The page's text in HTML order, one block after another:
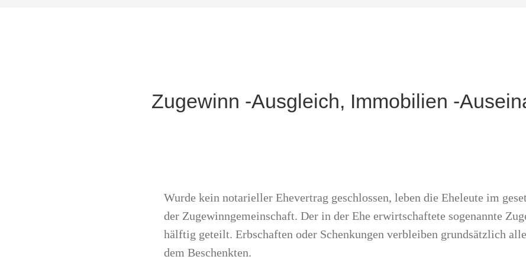
Zugewinn -Ausgleich, Immobilien -
Wurde kein notarieller Ehevertrag geschlossen, leben die Eheleute im
der Zugewinngemeinschaft. Der in der Ehe erwirtschaftete sogenannte
hälftig geteilt. Erbschaften oder Schenkungen verbleiben grundsätzlich
dem Beschenkten.